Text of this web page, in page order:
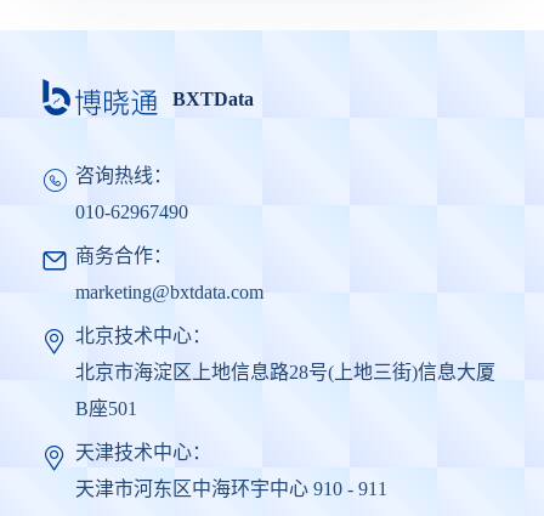
BXTData
咨询热线：
010-62967490
商务合作：
marketing@bxtdata.com
北京技术中心：
北京市海淀区上地信息路28号(上地三街)信息大厦
B座501
天津技术中心：
天津市河东区中海环宇中心 910 - 911